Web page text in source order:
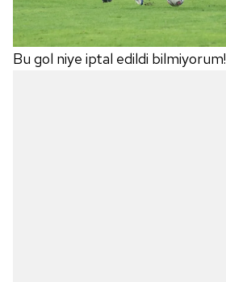
Bu gol niye iptal edildi bilmiyorum!